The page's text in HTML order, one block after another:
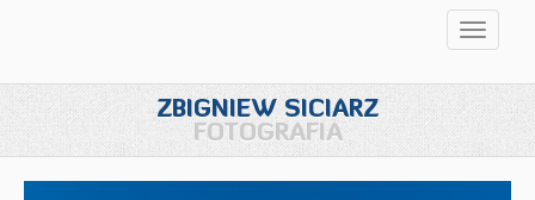
ZBIGNIEW SICIARZ
FOTOGRAFIA